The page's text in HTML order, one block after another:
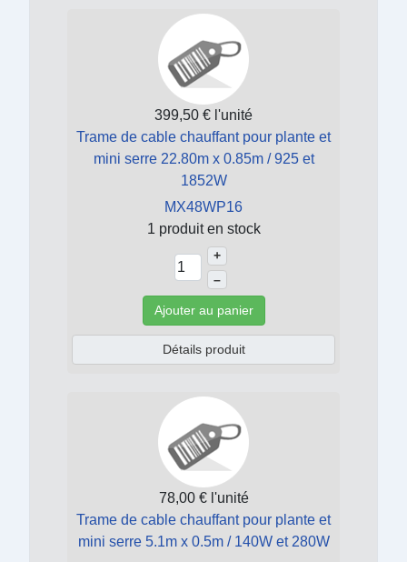
399,50 € l'unité
Trame de cable chauffant pour plante et
mini serre 22.80m x 0.85m / 925 et
1852W
MX48WP16
1 produit en stock
+
–
Ajouter au panier
Détails produit
78,00 € l'unité
Trame de cable chauffant pour plante et
mini serre 5.1m x 0.5m / 140W et 280W